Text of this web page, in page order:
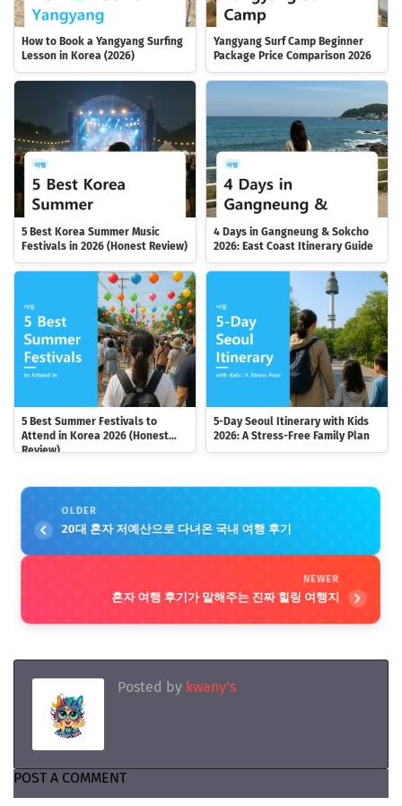
How to Book a Yangyang Surfing
Lesson in Korea (2026)
Yangyang Surf Camp Beginner
Package Price Comparison 2026
5 Best Korea Summer Music
Festivals in 2026 (Honest Review)
4 Days in Gangneung & Sokcho
2026: East Coast Itinerary Guide
5 Best Summer Festivals to
Attend in Korea 2026 (Honest
Review)
5-Day Seoul Itinerary with Kids
2026: A Stress-Free Family Plan
OLDER
20대 혼자 저예산으로 다녀온 국내 여행 후기
NEWER
혼자 여행 후기가 말해주는 진짜 힐링 여행지
Posted by kwany's
POST A COMMENT